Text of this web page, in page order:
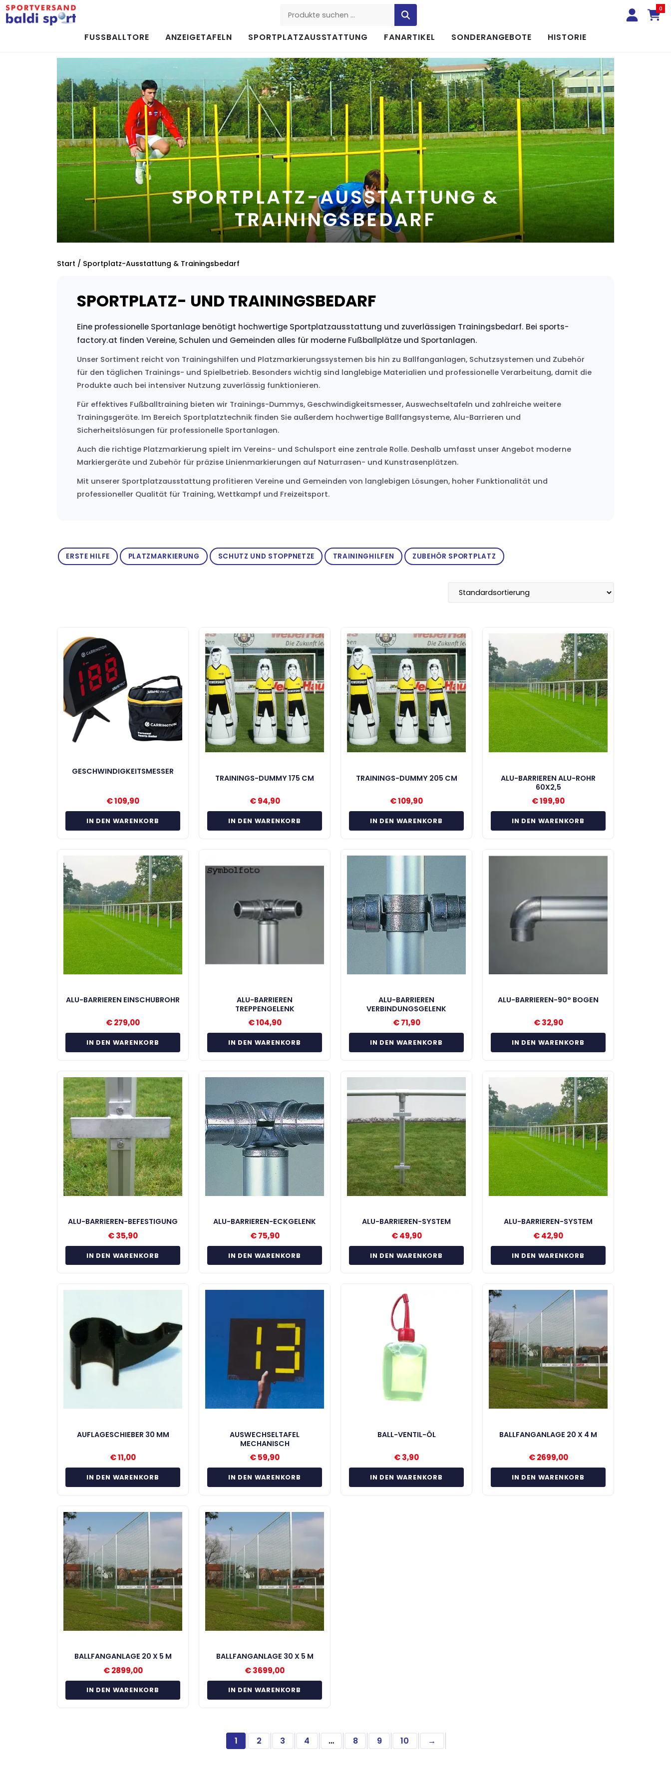
Produkte suchen 0
FUSSBALLTORE ANZEIGETAFELN SPORTPLATZAUSSTATTUNG FANARTIKEL SONDERANGEBOTE HISTORIE
SPORTPLATZ-AUSSTATTUNG &
TRAININGSBEDARF
Start / Sportplatz-Ausstattung & Trainingsbedarf
SPORTPLATZ- UND TRAININGSBEDARF
Eine professionelle Sportanlage benötigt hochwertige Sportplatzausstattung und zuverlässigen Trainingsbedarf. Bei sports-
factory.at finden Vereine, Schulen und Gemeinden alles für moderne Fußballplätze und Sportanlagen.
Unser Sortiment reicht von Trainingshilfen und Platzmarkierungssystemen bis hin zu Ballfanganlagen, Schutzsystemen und Zubehör
für den täglichen Trainings- und Spielbetrieb. Besonders wichtig sind langlebige Materialien und professionelle Verarbeitung, damit die
Produkte auch bei intensiver Nutzung zuverlässig funktionieren.
Für effektives Fußballtraining bieten wir Trainings-Dummys, Geschwindigkeitsmesser, Auswechseltafeln und zahlreiche weitere
Trainingsgeräte. Im Bereich Sportplatztechnik finden Sie außerdem hochwertige Ballfangsysteme, Alu-Barrieren und
Sicherheitslösungen für professionelle Sportanlagen.
Auch die richtige Platzmarkierung spielt im Vereins- und Schulsport eine zentrale Rolle. Deshalb umfasst unser Angebot moderne
Markiergeräte und Zubehör für präzise Linienmarkierungen auf Naturrasen- und Kunstrasenplätzen.
Mit unserer Sportplatzausstattung profitieren Vereine und Gemeinden von langlebigen Lösungen, hoher Funktionalität und
professioneller Qualität für Training, Wettkampf und Freizeitsport.
ERSTE HILFE PLATZMARKIERUNG SCHUTZ UND STOPPNETZE TRAININGHILFEN ZUBEHÖR SPORTPLATZ
GESCHWINDIGKEITSMESSER
€109,90
IN DEN WARENKORB
TRAININGS-DUMMY 175 CM
€94,90
IN DEN WARENKORB
TRAININGS-DUMMY 205 CM
€109,90
IN DEN WARENKORB
ALU-BARRIEREN ALU-ROHR
60X2,5
€199,90
IN DEN WARENKORB
ALU-BARRIEREN EINSCHUBROHR
€279,00
IN DEN WARENKORB
ALU-BARRIEREN
TREPPENGELENK
€104,90
IN DEN WARENKORB
ALU-BARRIEREN
VERBINDUNGSGELENK
€71,90
IN DEN WARENKORB
ALU-BARRIEREN-90° BOGEN
€32,90
IN DEN WARENKORB
ALU-BARRIEREN-BEFESTIGUNG
€35,90
IN DEN WARENKORB
ALU-BARRIEREN-ECKGELENK
€75,90
IN DEN WARENKORB
ALU-BARRIEREN-SYSTEM
€49,90
IN DEN WARENKORB
ALU-BARRIEREN-SYSTEM
€42,90
IN DEN WARENKORB
AUFLAGESCHIEBER 30 MM
€11,00
IN DEN WARENKORB
AUSWECHSELTAFEL
MECHANISCH
€59,90
IN DEN WARENKORB
BALL-VENTIL-ÖL
€3,90
IN DEN WARENKORB
BALLFANGANLAGE 20 X 4 M
€2699,00
IN DEN WARENKORB
BALLFANGANLAGE 20 X 5 M
€2899,00
IN DEN WARENKORB
BALLFANGANLAGE 30 X 5 M
€3699,00
IN DEN WARENKORB
1 2 3 4 … 8 9 10 →